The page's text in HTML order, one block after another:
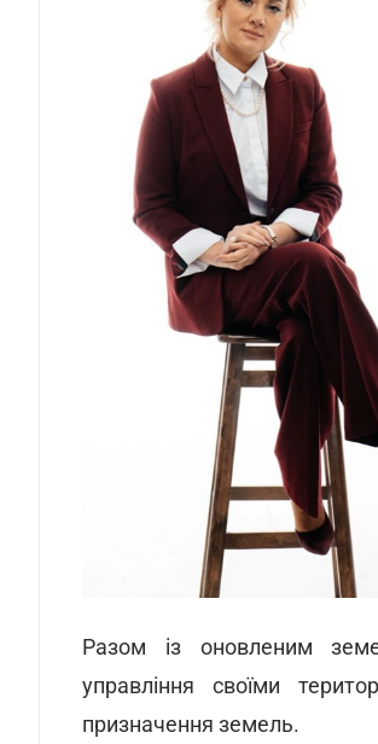
Разом із оновленим
управління своїми
призначення земель.